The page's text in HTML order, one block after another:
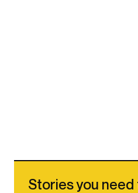
Stories you